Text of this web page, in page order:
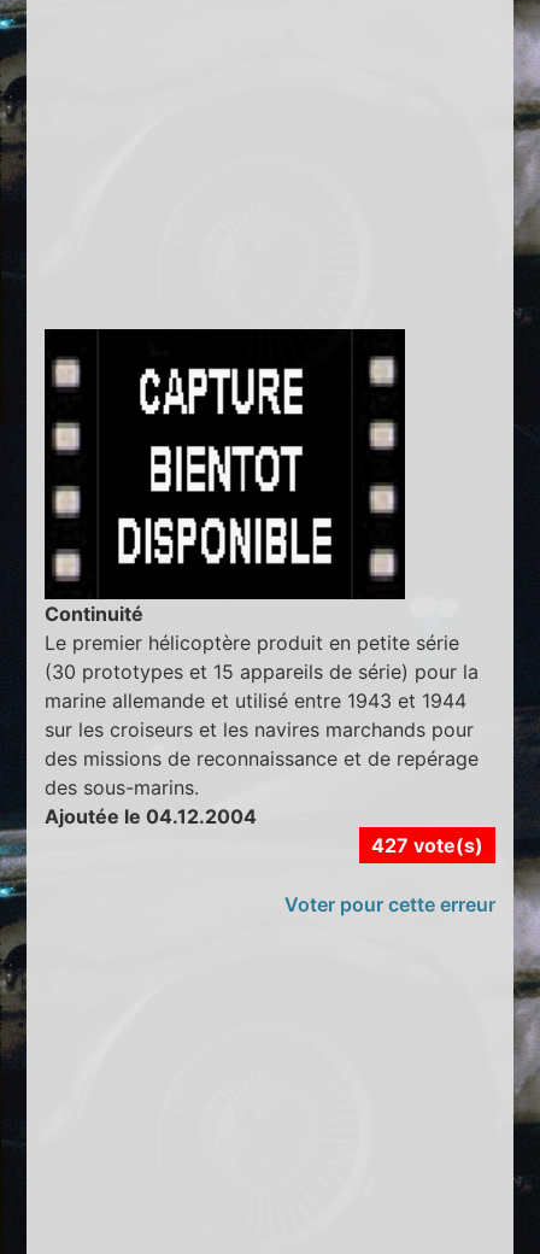
Continuité
Le premier hélicoptère produit en petite série
(30 prototypes et 15 appareils de série) pour la
marine allemande et utilisé entre 1943 et 1944
sur les croiseurs et les navires marchands pour
des missions de reconnaissance et de repérage
des sous-marins.
Ajoutée le 04.12.2004
427 vote(s)
Voter pour cette erreur